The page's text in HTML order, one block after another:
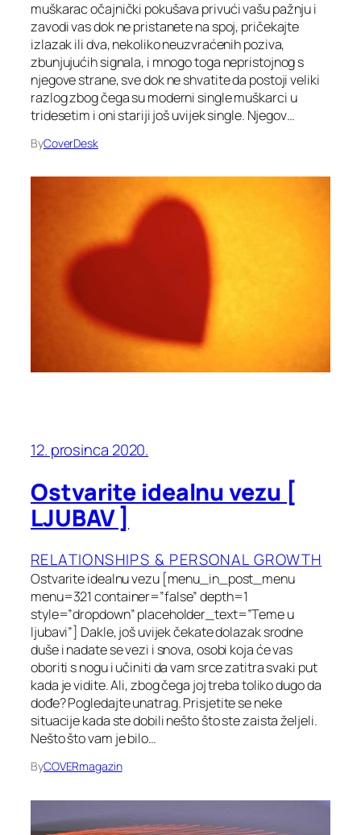
muškarac očajnički pokušava privući vašu pažnju i
zavodi vas dok ne pristanete na spoj, pričekajte
izlazak ili dva, nekoliko neuzvraćenih poziva,
zbunjujućih signala, i mnogo toga nepristojnog s
njegove strane, sve dok ne shvatite da postoji veliki
razlog zbog čega su moderni single muškarci u
tridesetim i oni stariji još uvijek single. Njegov…
ByCoverDesk
12. prosinca 2020.
Ostvarite idealnu vezu [
LJUBAV ]
RELATIONSHIPS & PERSONAL GROWTH
Ostvarite idealnu vezu [menu_in_post_menu
menu=321 container=”false” depth=1
style=”dropdown” placeholder_text=”Teme u
ljubavi”] Dakle, još uvijek čekate dolazak srodne
duše i nadate se vezi i snova, osobi koja će vas
oboriti s nogu i učiniti da vam srce zatitra svaki put
kada je vidite. Ali, zbog čega joj treba toliko dugo da
dođe? Pogledajte unatrag. Prisjetite se neke
situacije kada ste dobili nešto što ste zaista željeli.
Nešto što vam je bilo…
ByCOVERmagazin